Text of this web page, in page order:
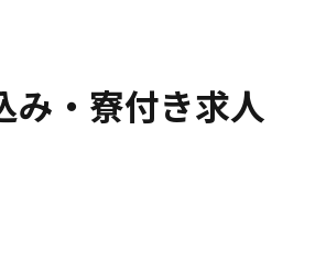
み・寮付き求人